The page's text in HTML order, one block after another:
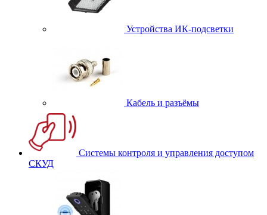
Устройства ИК-подсветки
Кабель и разъёмы
Системы контроля и управления доступом
СКУД